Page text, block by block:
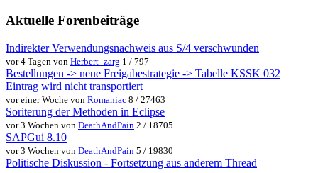
Aktuelle Forenbeiträge
Indirekter Verwendungsnachweis aus S/4 verschwunden
vor 4 Tagen von Herbert_zarg 1 / 797
Bestellungen -> neue Freigabestrategie -> Tabelle KSSK 032
Eintrag wird nicht transportiert
vor einer Woche von Romaniac 8 / 27463
Soriterung der Methoden in Eclipse
vor 3 Wochen von DeathAndPain 2 / 18705
SAPGui 8.10
vor 3 Wochen von DeathAndPain 5 / 19830
Politische Diskussion - Fortsetzung aus anderem Thread